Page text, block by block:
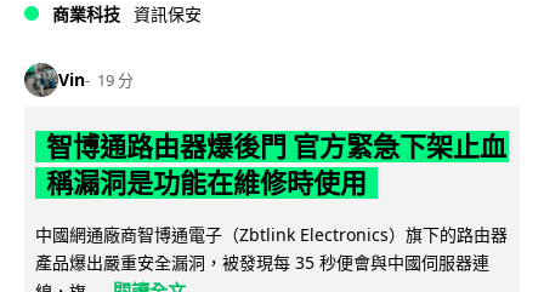
商業科技 資訊保安
Vin 19 分
智博通路由器爆後門 官方緊急下架止血
稱漏洞是功能在維修時使用
中國網通廠商智博通電子（Zbtlink Electronics）旗下的路由器
產品爆出嚴重安全漏洞，被發現每 35 秒便會與中國伺服器連